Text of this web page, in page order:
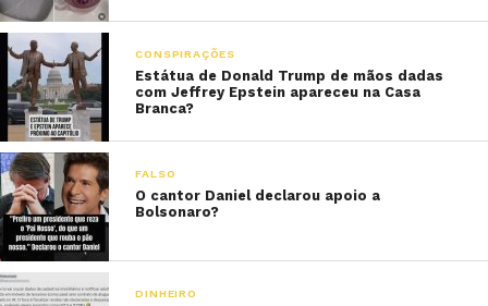
CONSPIRAÇÕES
Estátua de Donald Trump de mãos dadas
com Jeffrey Epstein apareceu na Casa
Branca?
FALSO
O cantor Daniel declarou apoio a
Bolsonaro?
DINHEIRO